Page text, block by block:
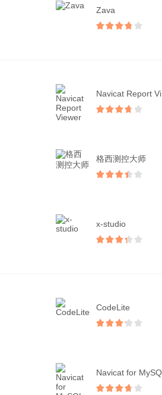
Zava
格西测控大师
x-studio
CodeLite
Navicat for